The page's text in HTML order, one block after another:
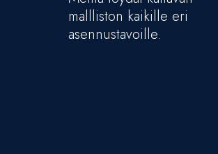
mallliston kaikille eri
asennustavoille.